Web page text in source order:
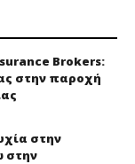
Brokers:
στην παροχή
στην
στην